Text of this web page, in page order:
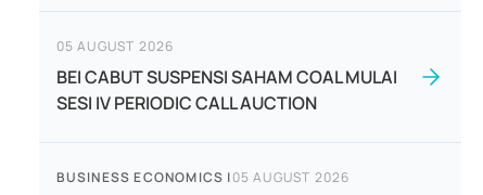
05 AUGUST 2026
BEI CABUT SUSPENSI SAHAM COAL MULAI
SESI IV PERIODIC CALL AUCTION
BUSINESS ECONOMICS |05 AUGUST 2026